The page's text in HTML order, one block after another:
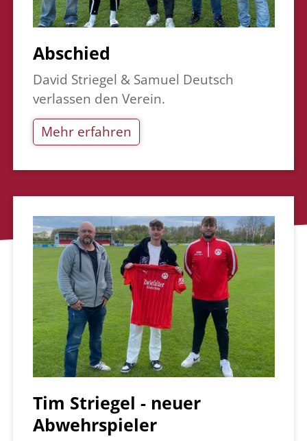
Abschied
David Striegel & Samuel Deutsch
verlassen den Verein.
Mehr erfahren
Tim Striegel - neuer
Abwehrspieler